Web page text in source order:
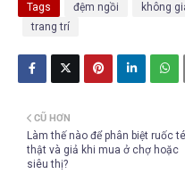
Tags đệm ngồi không
trang trí
CŨ HƠN
Làm thế nào để phân biệt ruốc
thật và giả khi mua ở chợ hoặc
siêu thị?